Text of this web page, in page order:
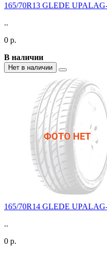
165/70R13 GLEDE
..
0 р.
В наличии
Нет в наличии
165/70R14 GLEDE
..
0 р.